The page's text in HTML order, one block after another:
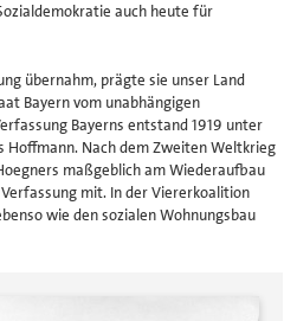
auch heute für
übernahm, prägte sie unser Land
Bayern vom unabhängigen
Bayerns entstand 1919 unter
Hoffmann. Nach dem Zweiten Weltkrieg
maßgeblich am Wiederaufbau
mit. In der Viererkoalition
wie den sozialen Wohnungsbau
Dass Frauen wählen können –
selbstverständlich?Dank der SPD.